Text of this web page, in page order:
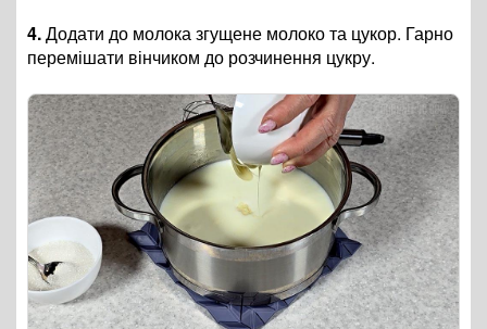
4.Додати до молока згущене молоко та цукор. Гарно
перемішати вінчиком до розчинення цукру.